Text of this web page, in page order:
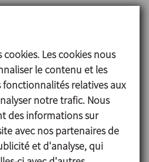
sont formulés à partir de
de crème ou, dans
d’une série d’ingrédients
des stabilisants,
et des colorants.
élaborés au moyen de
Les cookies nous
le contenu et les
relatives aux
notre trafic. Nous
des informations sur
avec nos partenaires de
et d'analyse, qui